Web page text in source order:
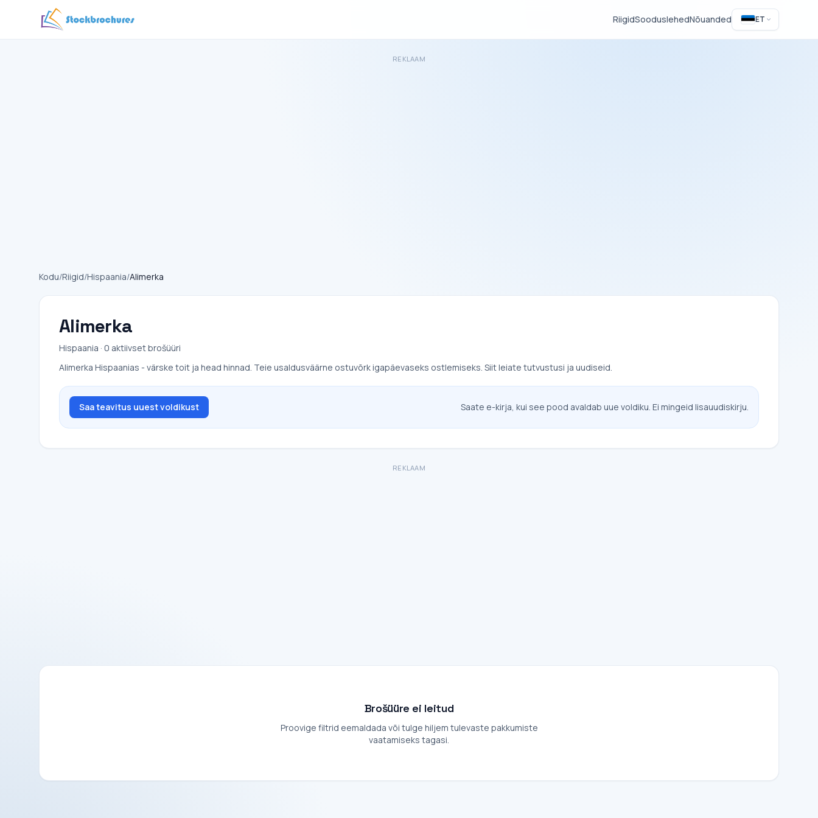
RiigidSooduslehedNõuanded ET
REKLAAM
Kodu/Riigid/Hispaania/Alimerka
Alimerka
Hispaania · 0 aktiivset brošüüri
Alimerka Hispaanias - värske toit ja head hinnad. Teie usaldusväärne ostuvõrk igapäevaseks ostlemiseks. Siit leiate tutvustusi ja uudiseid.
Saa teavitus uuest voldikust Saate e-kirja, kui see pood avaldab uue voldiku. Ei mingeid lisauudiskirju.
REKLAAM
Brošüüre ei leitud
Proovige filtrid eemaldada või tulge hiljem tulevaste pakkumiste
vaatamiseks tagasi.